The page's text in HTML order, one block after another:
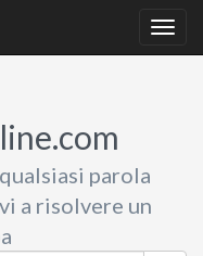
parola
a risolvere un